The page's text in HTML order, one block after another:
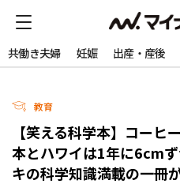
共働き夫婦 妊娠 出産・産後
教育
【笑える科学本】コーヒ
本とハワイは1年に6cm
キの科学知識満載の一冊